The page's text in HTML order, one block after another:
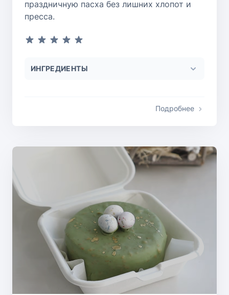
праздничную пасха без лишних хлопот и
пресса.
ИНГРЕДИЕНТЫ
Подробнее